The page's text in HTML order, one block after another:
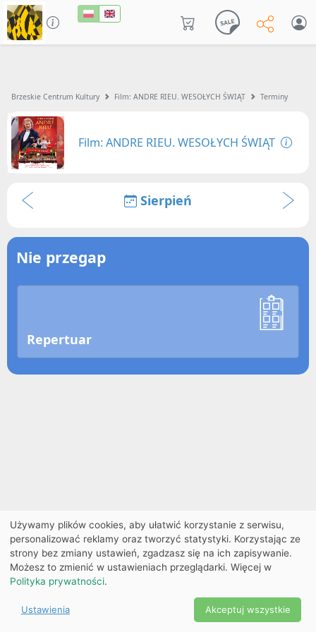
Brzeskie Centrum Kultury Film: ANDRE RIEU. WESOŁYCH ŚWIĄT Terminy
Film: ANDRE RIEU. WESOŁYCH ŚWIĄT
Sierpień
Nie przegap
Repertuar
Ekobilet2026 |
Ustawienia
cookies
2026
Używamy plików cookies, aby ułatwić korzystanie z serwisu,
personalizować reklamy oraz tworzyć statystyki. Korzystając ze
strony bez zmiany ustawień, zgadzasz się na ich zapisywanie.
Możesz to zmienić w ustawieniach przeglądarki. Więcej w
Polityka prywatności.
Ustawienia Akceptuj wszystkie